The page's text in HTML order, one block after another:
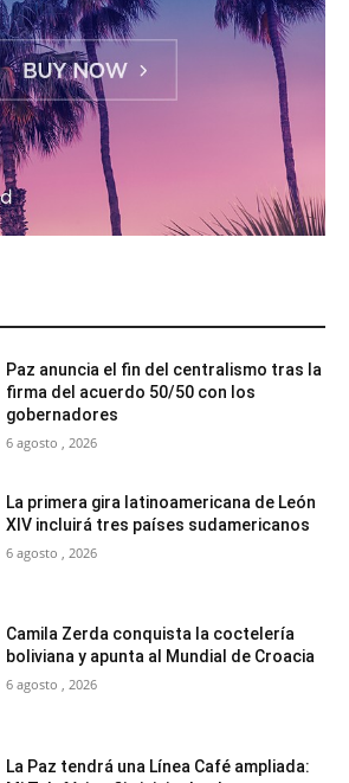
Paz anuncia el fin del centralismo tras la
firma del acuerdo 50/50 con los
gobernadores
6 agosto , 2026
La primera gira latinoamericana de León
XIV incluirá tres países sudamericanos
6 agosto , 2026
Camila Zerda conquista la coctelería
boliviana y apunta al Mundial de Croacia
6 agosto , 2026
La Paz tendrá una Línea Café ampliada: